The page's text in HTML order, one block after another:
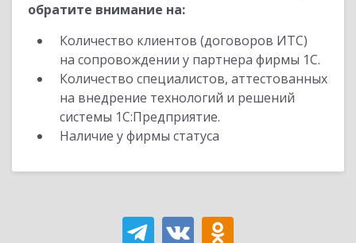
обратите внимание на:
Количество клиентов (договоров ИТС)
на сопровождении у партнера фирмы 1С.
Количество специалистов, аттестованных
на внедрение технологий и решений
системы 1С:Предприятие.
Наличие у фирмы статуса